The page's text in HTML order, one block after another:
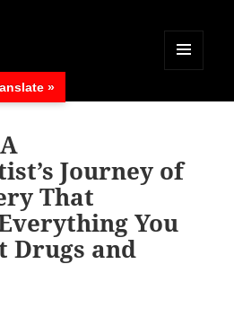
MENÜ
WIDGETS
Journey of
That
You
Drugs and
»